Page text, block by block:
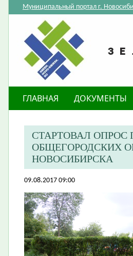
Муниципальный портал г.
ГЛАВНАЯ ДОКУМЕНТЫ
СТАРТОВАЛ ОПРОС
ОБЩЕГОРОДСКИХ
НОВОСИБИРСКА
09.08.2017 09:00